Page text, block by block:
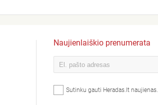
Naujienlaiškio prenumerata
Sutinku gauti Heradas.lt naujienas.